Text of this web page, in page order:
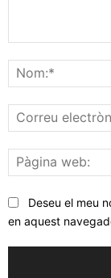
Deseu el meu
en aquest